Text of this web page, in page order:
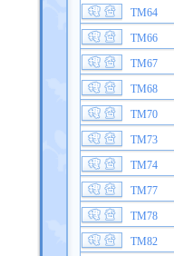
TM64
TM66
TM67
TM68
TM70
TM73
TM74
TM77
TM78
TM82